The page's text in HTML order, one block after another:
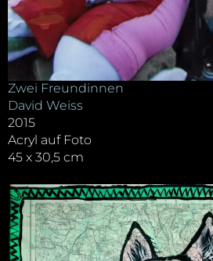
Zwei Freundinnen
David Weiss
2015
Acryl auf Foto
45 x 30,5 cm